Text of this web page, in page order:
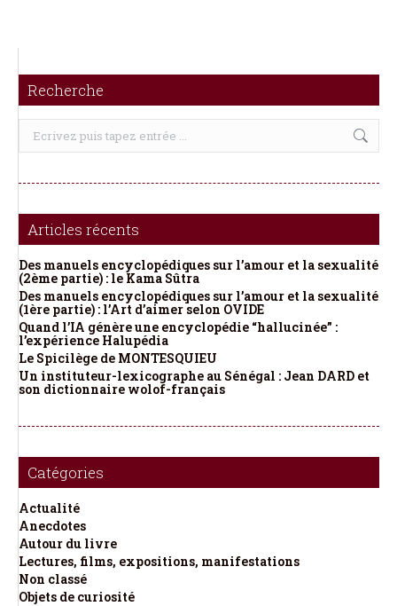
Recherche
Recherche
Articles récents
Des manuels encyclopédiques sur l’amour et la sexualité
(2ème partie) : le Kama Sûtra
Des manuels encyclopédiques sur l’amour et la sexualité
(1ère partie) : l’Art d’aimer selon OVIDE
Quand l’IA génère une encyclopédie “hallucinée” :
l’expérience Halupédia
Le Spicilège de MONTESQUIEU
Un instituteur-lexicographe au Sénégal : Jean DARD et
son dictionnaire wolof-français
Catégories
Actualité
Anecdotes
Autour du livre
Lectures, films, expositions, manifestations
Non classé
Objets de curiosité